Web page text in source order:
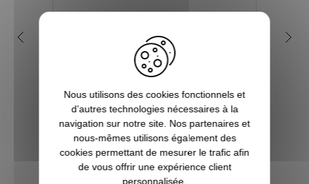
dans la saga Harry Potter ?
Depuis sa première parution en 1997, et
culture mondiale. La Pottermania nous a
tous et toutes touchées. Qui n’a pas
attendu, fébrilement, le jour de s...
Nous utilisons des cookies fonctionnels et
d’autres technologies nécessaires à la
navigation sur notre site. Nos partenaires et
nous-mêmes utilisons également des
cookies permettant de mesurer le trafic afin
de vous offrir une expérience client
personnalisée.